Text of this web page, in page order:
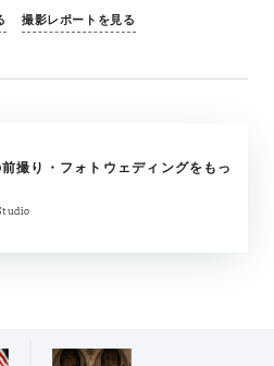
撮影レポートを見る
撮り・フォトウェディングをもっ